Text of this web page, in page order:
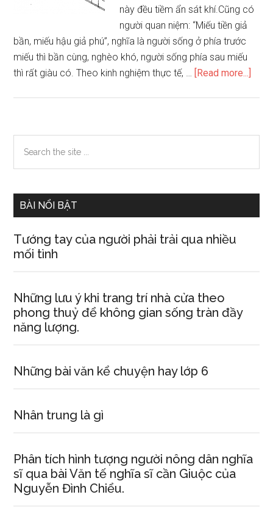
này đều tiềm ẩn sát khí.Cũng có
người quan niệm: “Miếu tiền giả
bần, miếu hậu giả phú”, nghĩa là người sống ở phía trước
miếu thì bần cùng, nghèo khó, người sống phía sau miếu
thì rất giàu có. Theo kinh nghiệm thực tế, … [Read more...]
thủy
ở
vị
Primary
Sidebar
the
BÀI NỔI BẬT
Tướng tay của người phải trải qua nhiều
mối tình
Những lưu ý khi trang trí nhà cửa theo
phong thuỷ để không gian sống tràn đầy
năng lượng.
Những bài văn kể chuyện hay lớp 6
Nhân trung là gì
Phân tích hình tượng người nông dân nghĩa
sĩ qua bài Văn tế nghĩa sĩ cần Giuộc của
Nguyễn Đình Chiểu.